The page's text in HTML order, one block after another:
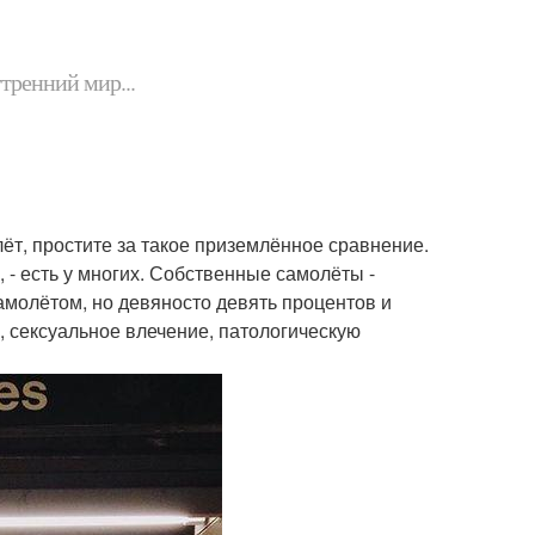
мир...
простите за такое приземлённое сравнение.
есть у многих. Собственные самолёты -
но девяносто девять процентов и
влечение, патологическую